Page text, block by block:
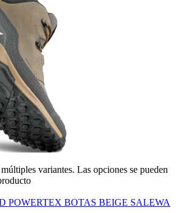
variantes. Las opciones se pueden
POWERTEX BOTAS BEIGE SALEWA